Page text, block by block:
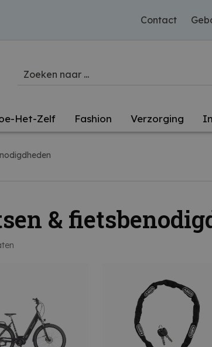
Contact
Het-Zelf Fashion Verzorging
&